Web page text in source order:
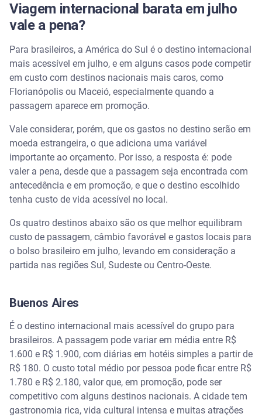
Viagem internacional barata em julho
vale a pena?
Para brasileiros, a América do Sul é o destino internacional
mais acessível em julho, e em alguns casos pode competir
em custo com destinos nacionais mais caros, como
Florianópolis ou Maceió, especialmente quando a
passagem aparece em promoção.
Vale considerar, porém, que os gastos no destino serão em
moeda estrangeira, o que adiciona uma variável
importante ao orçamento. Por isso, a resposta é: pode
valer a pena, desde que a passagem seja encontrada com
antecedência e em promoção, e que o destino escolhido
tenha custo de vida acessível no local.
Os quatro destinos abaixo são os que melhor equilibram
custo de passagem, câmbio favorável e gastos locais para
o bolso brasileiro em julho, levando em consideração a
partida nas regiões Sul, Sudeste ou Centro-Oeste.
Buenos Aires
É o destino internacional mais acessível do grupo para
brasileiros. A passagem pode variar em média entre R$
1.600 e R$ 1.900, com diárias em hotéis simples a partir de
R$ 180. O custo total médio por pessoa pode ficar entre R$
1.780 e R$ 2.180, valor que, em promoção, pode ser
competitivo com alguns destinos nacionais. A cidade tem
gastronomia rica, vida cultural intensa e muitas atrações